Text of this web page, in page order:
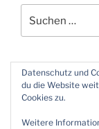
nach:
Twitter
Datenschutz und
du die Website
Cookies zu.
Weitere